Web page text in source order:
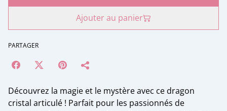
Ajouter au panier
PARTAGER
Découvrez la magie et le mystère avec ce dragon
cristal articulé ! Parfait pour les passionnés de